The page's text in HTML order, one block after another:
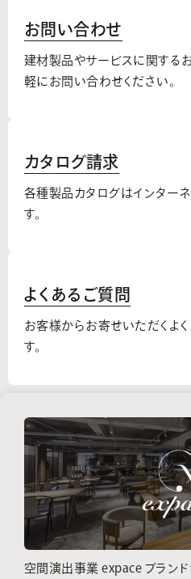
お問い合わせ
建材製品やサービスに関するお
軽にお問い合わせください。
カタログ請求
各種製品カタログはインター
す。
よくあるご質問
お客様からお寄せいただくよ
す。
空間演出事業 expace ブランド